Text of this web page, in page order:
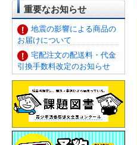
重要なお知らせ
地震の影響による商品の
お届けについて
宅配注文の配送料・代金
引換手数料改定のお知らせ